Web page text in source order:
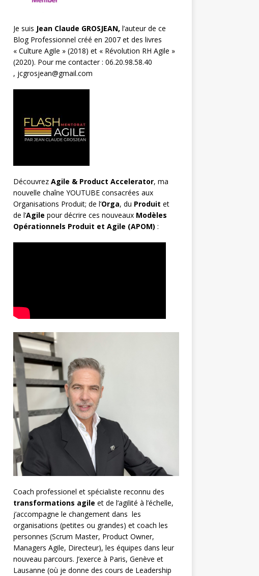
Je suis Jean Claude GROSJEAN, l’auteur de ce
Blog Professionnel créé en 2007 et des livres
« Culture Agile » (2018) et « Révolution RH Agile »
(2020). Pour me contacter : 06.20.98.58.40
, jcgrosjean@gmail.com
Découvrez Agile & Product Accelerator, ma
nouvelle chaîne YOUTUBE consacrées aux
Organisations Produit; de l’Orga, du Produit et
de l’Agile pour décrire ces nouveaux Modèles
Opérationnels Produit et Agile (APOM) :
Coach professionel et spécialiste reconnu des
transformations agile et de l‘agilité à l’échelle,
j’accompagne le changement dans les
organisations (petites ou grandes) et coach les
personnes (Scrum Master, Product Owner,
Managers Agile, Directeur), les équipes dans leur
nouveau parcours. J’exerce à Paris, Genève et
Lausanne (où je donne des cours de Leadership